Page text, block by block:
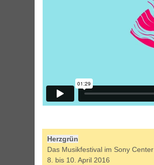
Herzgrün
Das Musikfestival im Sony Center
8. bis 10. April 2016